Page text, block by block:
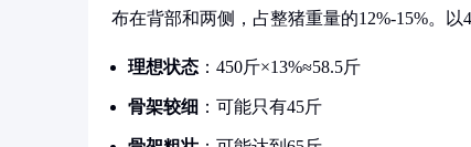
布在背部和两侧，占整猪重量的12%-15%。以
理想状态 ：450斤×13%≈58.5斤
骨架较细 ：可能只有45斤